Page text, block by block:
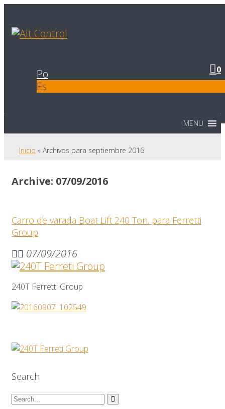
0
Po
Es
MENU
Inicio » Archivos para septiembre 2016
Archive: 07/09/2016
Carro de varada Boat Lift 240 Ton. para Ferretti
Group
07/09/2016
240T Ferretti Group
Search